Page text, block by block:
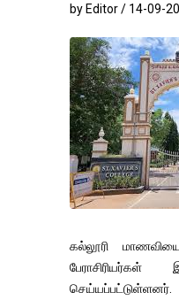
by Editor / 14-09-
கல்லூரி